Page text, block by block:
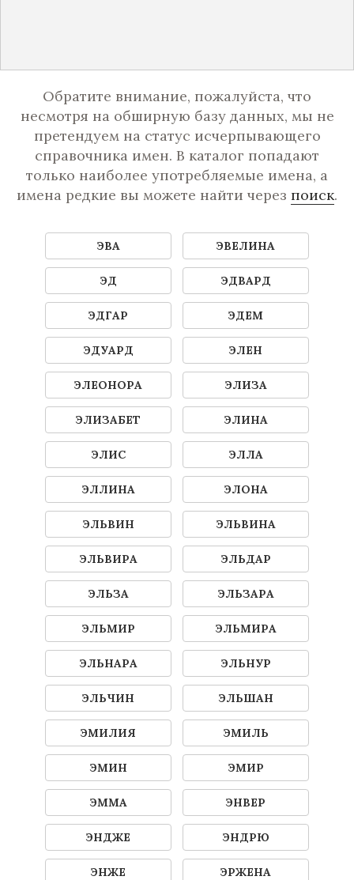
Обратите внимание, пожалуйста, что
несмотря на обширную базу данных, мы не
претендуем на статус исчерпывающего
справочника имен. В каталог попадают
только наиболее употребляемые имена, а
имена редкие вы можете найти через поиск.
ЭВА ЭВЕЛИНА
ЭД ЭДВАРД
ЭДГАР ЭДЕМ
ЭДУАРД ЭЛЕН
ЭЛЕОНОРА ЭЛИЗА
ЭЛИЗАБЕТ ЭЛИНА
ЭЛИС ЭЛЛА
ЭЛЛИНА ЭЛОНА
ЭЛЬВИН ЭЛЬВИНА
ЭЛЬВИРА ЭЛЬДАР
ЭЛЬЗА ЭЛЬЗАРА
ЭЛЬМИР ЭЛЬМИРА
ЭЛЬНАРА ЭЛЬНУР
ЭЛЬЧИН ЭЛЬШАН
ЭМИЛИЯ ЭМИЛЬ
ЭМИН ЭМИР
ЭММА ЭНВЕР
ЭНДЖЕ ЭНДРЮ
ЭНЖЕ ЭРЖЕНА